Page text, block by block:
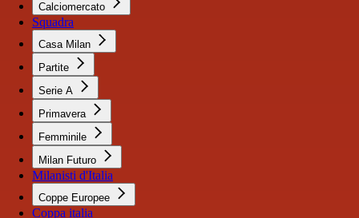
Calciomercato
Squadra
Casa Milan
Partite
Serie A
Primavera
Femminile
Milan Futuro
Milanisti d'Italia
Coppe Europee
Coppa italia